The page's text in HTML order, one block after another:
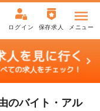
ログイン 保存求人 メニュー
のバイト・アル